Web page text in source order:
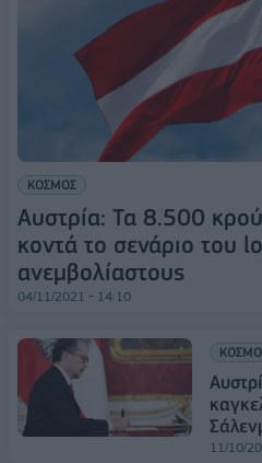
ΚΟΣΜΟΣ
Αυστρία: Τα 8.500
κοντά το σενάριο του
ανεμβολίαστους
04/11/2021 - 14:10
11/10/